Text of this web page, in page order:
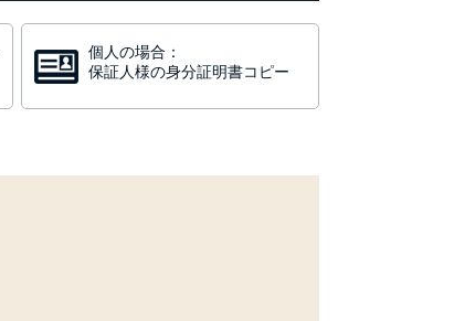
個人の場合：
保証人様の身分証明書コピー